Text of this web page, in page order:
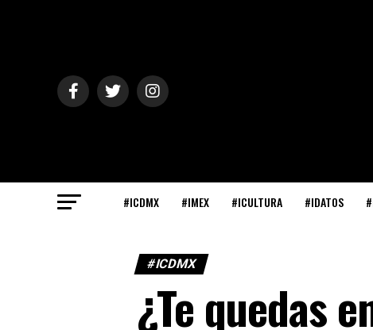
#ICDMX #IMEX #ICULTURA #IDATOS
#ICDMX
¿Te quedas